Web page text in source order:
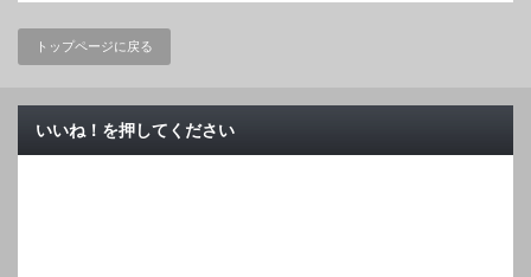
トップページに戻る
いいね！を押してください